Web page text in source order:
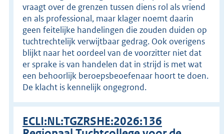
vraagt over de grenzen tussen diens rol als vriend
en als professional, maar klager noemt daarin
geen feitelijke handelingen die zouden duiden op
tuchtrechtelijk verwijtbaar gedrag. Ook overigens
blijkt naar het oordeel van de voorzitter niet dat
er sprake is van handelen dat in strijd is met wat
een behoorlijk beroepsbeoefenaar hoort te doen.
De klacht is kennelijk ongegrond.
ECLI:NL:TGZRSHE:2026:136